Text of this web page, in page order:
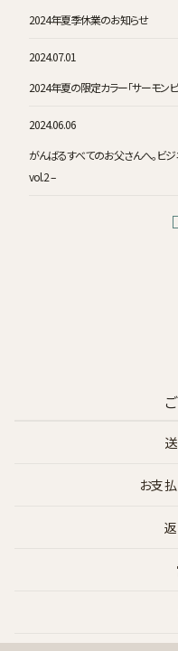
2024年夏季休業のお知らせ
2024.07.01
2024年夏の限定カラー「サーモン
2024.06.06
がんばるすべてのお父さんへ。ビ
vol.2 –
お支